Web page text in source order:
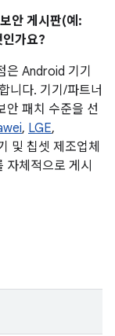
안 게시판(예:
가요?
은 Android 기기
니다. 기기/파트너
안 패치 수준을 선
, LGE,
및 칩셋 제조업체
자체적으로 게시